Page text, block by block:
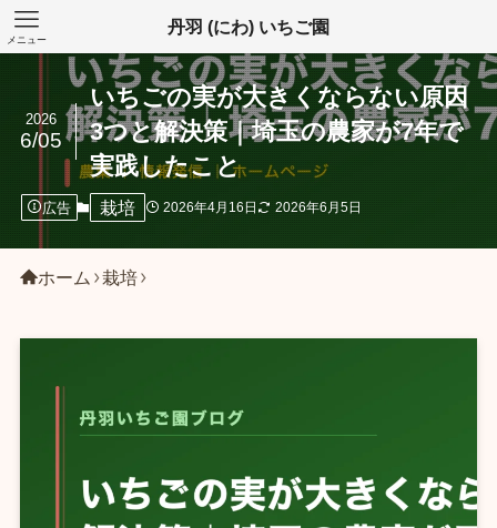
丹羽 (にわ) いちご園
メニュー
いちごの実が大きくならない原因
3つと解決策｜埼玉の農家が7年で
実践したこと
2026
6/05
広告 栽培 2026年4月16日 2026年6月5日
ホーム 栽培